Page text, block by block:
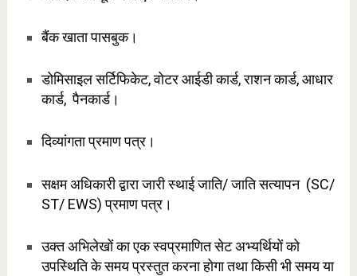
बैंक खाता पासबुक।
डोमिसाइल सर्टिफिकेट, वोटर आईडी कार्ड, राशन कार्ड, आधार
कार्ड, पैनकार्ड।
दिव्यांगता प्रमाण पत्र।
सक्षम अधिकारी द्वारा जारी स्थाई जाति/ जाति सत्यापन (SC/
ST/ EWS) प्रमाण पत्र।
उक्त अभिलेखों का एक स्वप्रमाणित सेट अभ्यर्थियों को
उपस्थिति के समय प्रस्तुत करना होगा तथा किसी भी समय या